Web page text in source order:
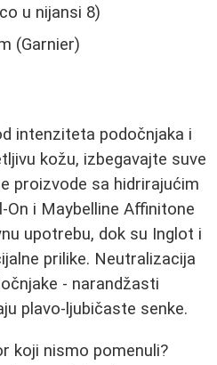
u nijansi 8)
(Garnier)
intenziteta podočnjaka i
kožu, izbegavajte suve
proizvode sa hidrirajućim
On i Maybelline Affinitone
upotrebu, dok su Inglot i
prilike. Neutralizacija
- narandžasti
plavo-ljubičaste senke.
koji nismo pomenuli?